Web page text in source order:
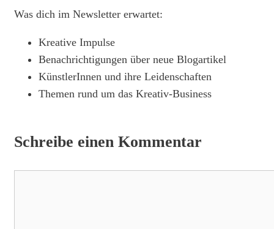
Was dich im Newsletter erwartet:
Kreative Impulse
Benachrichtigungen über neue Blogartikel
KünstlerInnen und ihre Leidenschaften
Themen rund um das Kreativ-Business
Schreibe einen Kommentar